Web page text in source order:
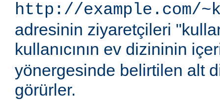
http://example.com/
adresinin ziyaretçileri
kullanıcının ev dizininin
yönergesinde belirtilen alt
görürler.